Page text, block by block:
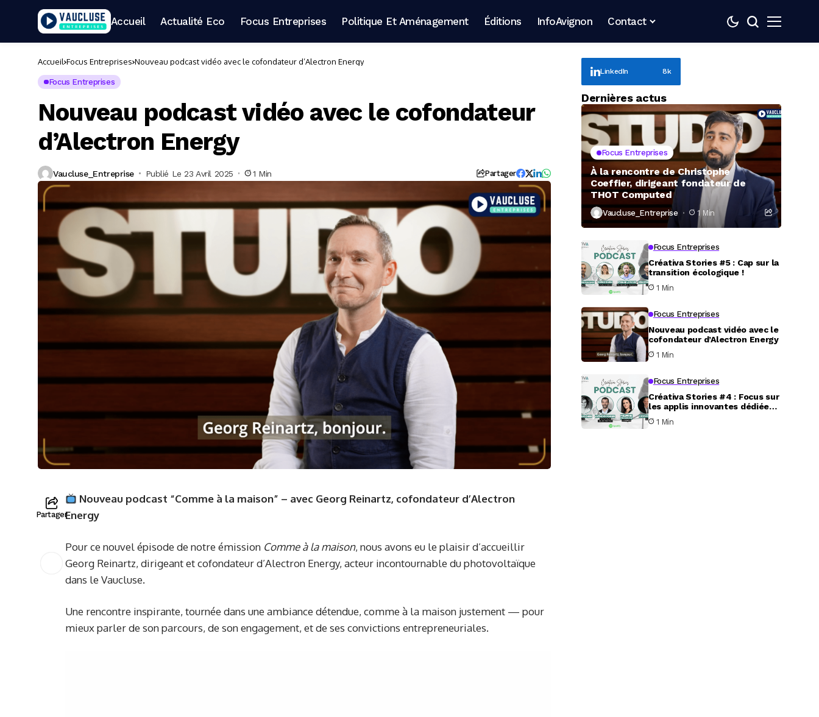
Accueil Actualité Eco Focus Entreprises Politique Et Aménagement Éditions InfoAvignon Contact
Accueil Focus Entreprises Nouveau podcast vidéo avec le cofondateur d’Alectron Energy
Focus Entreprises
Nouveau podcast vidéo avec le cofondateur
d’Alectron Energy
Vaucluse_Entreprise Publié Le 23 Avril 2025 1 Min Partager
Partager
Nouveau podcast “Comme à la maison” – avec Georg Reinartz, cofondateur d’Alectron
Energy
Pour ce nouvel épisode de notre émission Comme à la maison, nous avons eu le plaisir d’accueillir
Georg Reinartz, dirigeant et cofondateur d’Alectron Energy, acteur incontournable du photovoltaïque
dans le Vaucluse.
Une rencontre inspirante, tournée dans une ambiance détendue, comme à la maison justement — pour
mieux parler de son parcours, de son engagement, et de ses convictions entrepreneuriales.
LinkedIn 8k
Dernières actus
Focus Entreprises
À la rencontre de Christophe
Coeffier, dirigeant fondateur de
THOT Computed
Vaucluse_Entreprise 1 Min
Focus Entreprises
Créativa Stories #5 : Cap sur la
transition écologique !
1 Min
Focus Entreprises
Nouveau podcast vidéo avec le
cofondateur d’Alectron Energy
1 Min
Focus Entreprises
Créativa Stories #4 : Focus sur
les applis innovantes dédiées
au service aux particuliers
1 Min